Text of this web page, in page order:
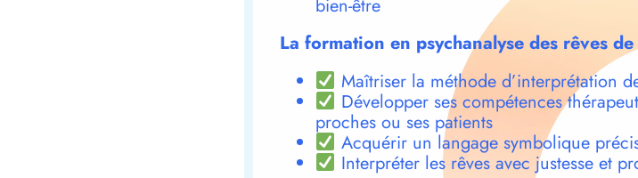
bien-être
La formation en psychanalyse des rêves
Maîtriser la méthode d’interprétation
Développer ses compétences
proches ou ses patients
Acquérir un langage symbolique
Interpréter les rêves avec justesse et